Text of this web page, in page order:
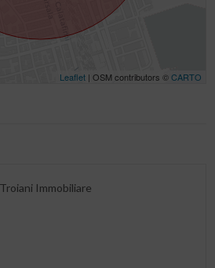
Leaflet| OSM contributors ©CARTO